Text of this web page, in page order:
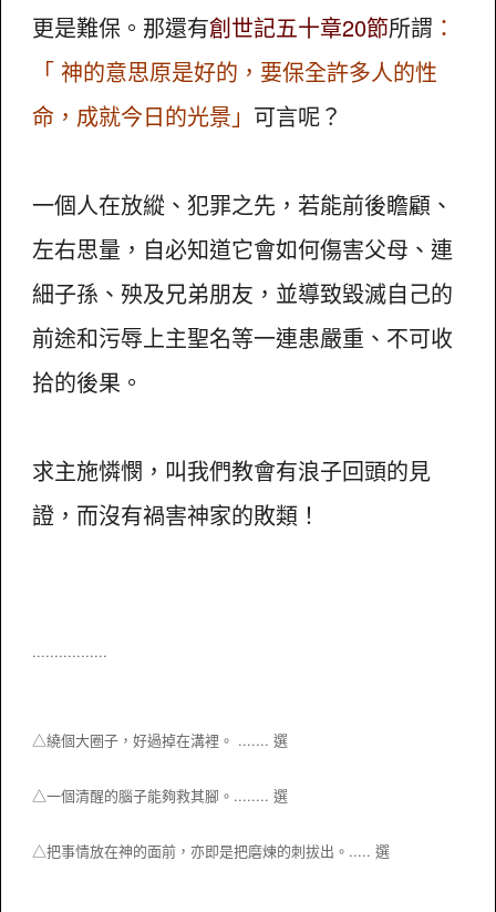
更是難保。那還有創世記五十章20節所謂 ：
「 神的意思原是好的，要保全許多人的性
命，成就今日的光景」 可言呢？
一個人在放縱、犯罪之先，若能前後瞻顧、
左右思量，自必知道它會如何傷害父母、連
細子孫、殃及兄弟朋友，並導致毀滅自己的
前途和污辱上主聖名等一連患嚴重、不可收
拾的後果。
求主施憐憫，叫我們教會有浪子回頭的見
證，而沒有禍害神家的敗類！
.................
△繞個大圈子，好過掉在溝裡。 ....... 選
△一個清醒的腦子能夠救其腳。 ........選
△把事情放在神的面前，亦即是把磨煉的刺拔出。 .....選